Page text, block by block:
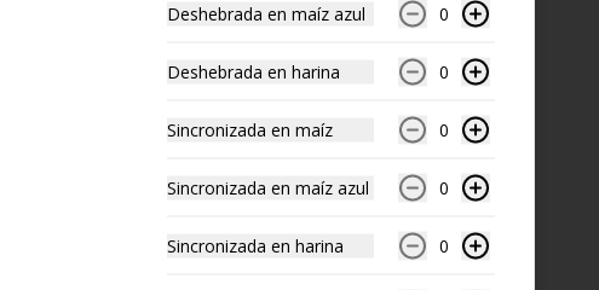
Deshebrada en maíz azul 0
Deshebrada en harina 0
Sincronizada en maíz 0
Sincronizada en maíz azul 0
Sincronizada en harina 0